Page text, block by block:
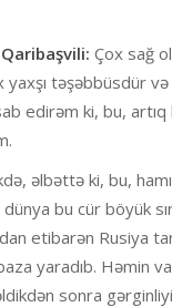
Çox sağ
təşəbbüsdür
edirəm ki, bu,
əlbəttə ki, bu,
bu cür böyük
etibarən Rusiya
yaradıb. Həmin
sonra